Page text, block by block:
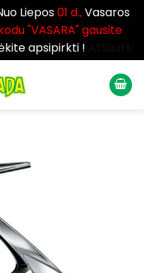
Liepos01 d.,Vasaros
"VASARA" gausite
apsipirkti !